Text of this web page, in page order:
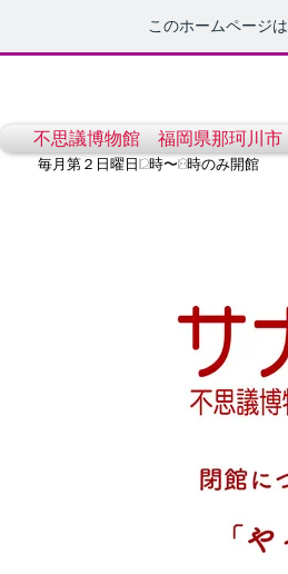
このホームページは
不思議博物館 福岡県那珂川市
毎月第２日曜日112時〜18時のみ開館